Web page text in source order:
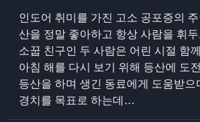
인도어 취미를 가진 고소 공포증의
산을 정말 좋아하고 항상 사람을 휘
소꿉 친구인 두 사람은 어린 시절 함
아침 해를 다시 보기 위해 등산에 도
등산을 하며 생긴 동료에게 도움받으
경치를 목표로 하는데…